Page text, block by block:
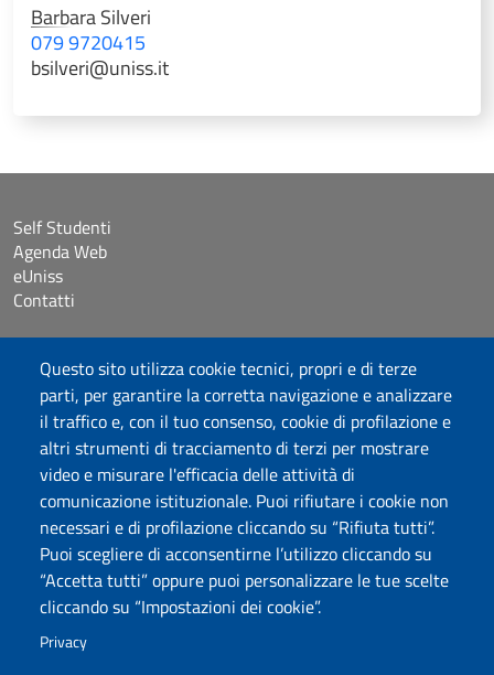
Questo sito utilizza cookie tecnici, propri e di terze
parti, per garantire la corretta navigazione e analizzare
il traffico e, con il tuo consenso, cookie di profilazione e
altri strumenti di tracciamento di terzi per mostrare
video e misurare l'efficacia delle attività di
comunicazione istituzionale. Puoi rifiutare i cookie non
necessari e di profilazione cliccando su “Rifiuta tutti”.
Puoi scegliere di acconsentirne l’utilizzo cliccando su
“Accetta tutti” oppure puoi personalizzare le tue scelte
cliccando su “Impostazioni dei cookie”.
Privacy
BarbaraSilveri
079 9720415
bsilveri@uniss.it
DADU – Dipartimento di Architettura, Design e Urbanistica
Università degli Studi di Sassari
Palazzo del Pou Salit – Piazza Duomo, 6 - 07041 Alghero
Self Studenti
Agenda Web
eUniss
Contatti
Accessibilità
Dichiarazione di accessibilità
Cookie settings
Mappa del sito
Protocollo
Seguici su